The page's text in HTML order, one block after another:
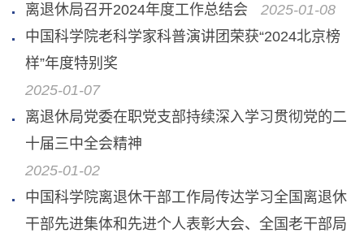
离退休局召开2024年度工作总结会
2025-01-08
中国科学院老科学家科普演讲团荣获“2024北京榜
样”年度特别奖
2025-01-07
离退休局党委在职党支部持续深入学习贯彻党的二
十届三中全会精神
2025-01-02
中国科学院离退休干部工作局传达学习全国离退休
干部先进集体和先进个人表彰大会、全国老干部局